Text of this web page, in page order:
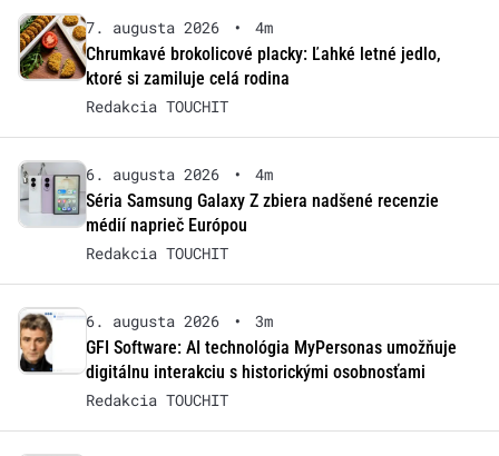
7. augusta 2026 •
4m
Chrumkavé brokolicové placky: Ľahké letné jedlo,
ktoré si zamiluje celá rodina
Redakcia TOUCHIT
6. augusta 2026 •
4m
Séria Samsung Galaxy Z zbiera nadšené recenzie
médií naprieč Európou
Redakcia TOUCHIT
6. augusta 2026 •
3m
GFI Software: AI technológia MyPersonas umožňuje
digitálnu interakciu s historickými osobnosťami
Redakcia TOUCHIT